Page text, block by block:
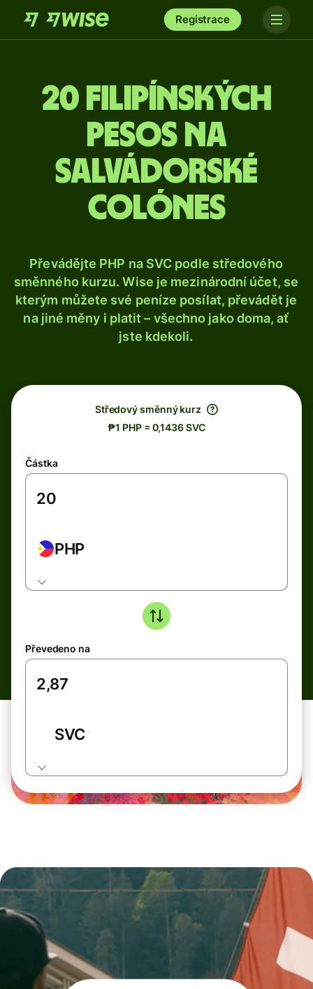
Registrace
20 filipínských
pesos na
salvádorské
colónes
Převádějte PHP na SVC podle středového
směnného kurzu. Wise je mezinárodní účet, se
kterým můžete své peníze posílat, převádět je
na jiné měny i platit – všechno jako doma, ať
jste kdekoli.
Středový směnný kurz
₱1 PHP = 0,1436 SVC
Částka
PHP
Převedeno na
SVC